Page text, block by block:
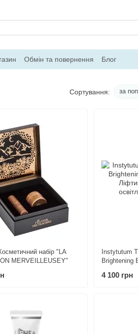
Обмін та повернення Блог
Сортування: за
набір "LA
MERVEILLEUSEY"
Instytutum
Brightening
4 100 грн